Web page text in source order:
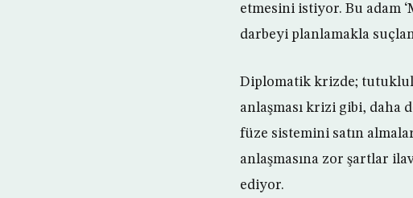
etmesini istiyor. Bu adam
darbeyi planlamakla
Diplomatik krizde;
anlaşması krizi gibi, daha
füze sistemini satın
anlaşmasına zor şartlar
ediyor.